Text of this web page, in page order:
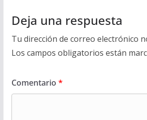
Deja una respuesta
Tu dirección de correo electrónico
Los campos obligatorios están
Comentario *